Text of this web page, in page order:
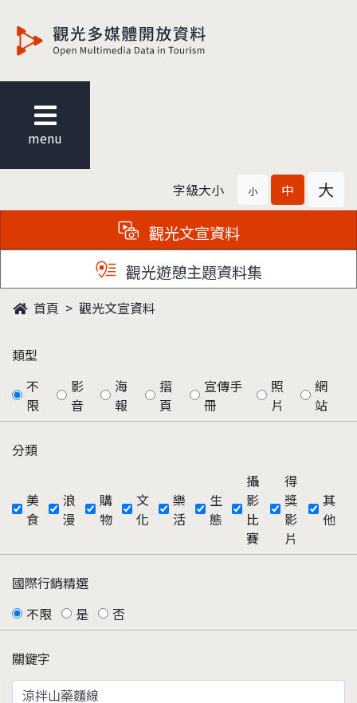
menu
字級大小 小 中 大
觀光文宣資料
觀光遊憩主題資料集
首頁 觀光文宣資料
類型
不
限
影
音
海
報
摺
頁
宣傳手
冊
照
片
網
站
分類
美
食
浪
漫
購
物
文
化
樂
活
生
態
攝
影
比
賽
得
獎
影
片
其
他
國際行銷精選
不限
是 否
關鍵字